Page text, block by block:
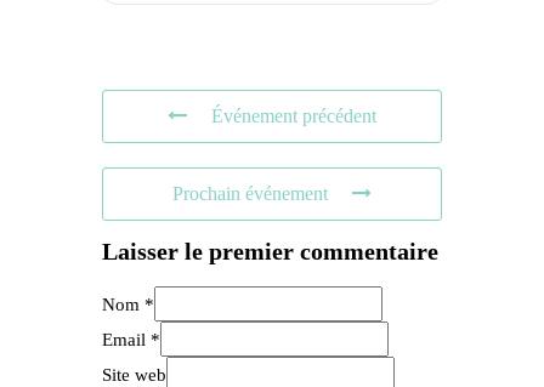
Événement précédent
Prochain événement
Laisser le premier commentaire
Nom *
Email *
Site web